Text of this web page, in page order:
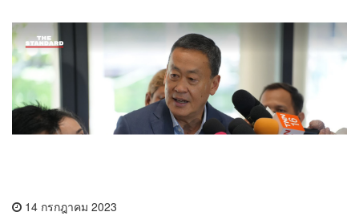
14 กรกฎาคม 2023